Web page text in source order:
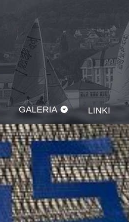
GALERIA LINKI